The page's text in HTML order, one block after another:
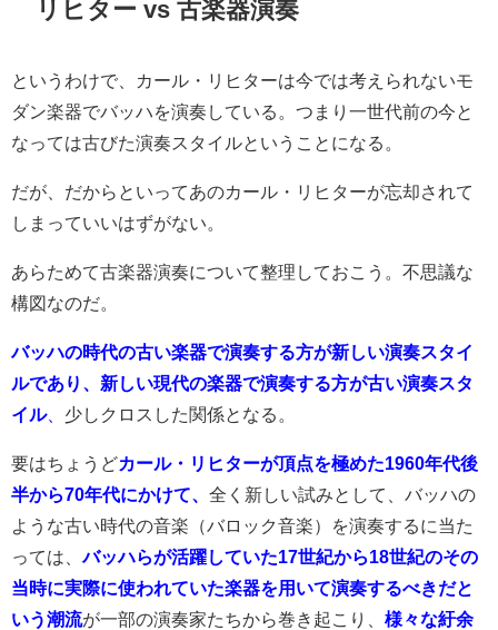
リヒター vs 古楽器演奏
というわけで、カール・リヒターは今では考えられないモ
ダン楽器でバッハを演奏している。つまり一世代前の今と
なっては古びた演奏スタイルということになる。
だが、だからといってあのカール・リヒターが忘却されて
しまっていいはずがない。
あらためて古楽器演奏について整理しておこう。不思議な
構図なのだ。
バッハの時代の古い楽器で演奏する方が新しい演奏スタイ
ルであり、新しい現代の楽器で演奏する方が古い演奏スタ
イル、 少しクロスした関係となる。
要はちょうどカール・リヒターが頂点を極めた1960年代後
半から70年代にかけて、 全く新しい試みとして、バッハの
ような古い時代の音楽（バロック音楽）を演奏するに当た
っては、バッハらが活躍していた17世紀から18世紀のその
当時に実際に使われていた楽器を用いて演奏するべきだと
いう潮流が一部の演奏家たちから巻き起こり、 様々な紆余